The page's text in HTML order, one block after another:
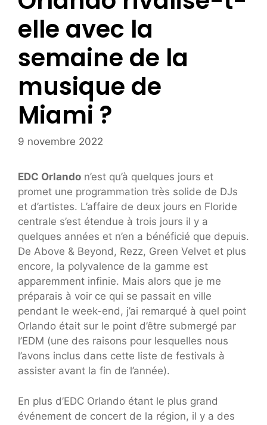
elle avec la
semaine de la
musique de
Miami ?
9 novembre 2022
EDC Orlando n’est qu’à quelques jours et
promet une programmation très solide de DJs
et d’artistes. L’affaire de deux jours en Floride
centrale s’est étendue à trois jours il y a
quelques années et n’en a bénéficié que depuis.
De Above & Beyond, Rezz, Green Velvet et plus
encore, la polyvalence de la gamme est
apparemment infinie. Mais alors que je me
préparais à voir ce qui se passait en ville
pendant le week-end, j’ai remarqué à quel point
Orlando était sur le point d’être submergé par
l’EDM (une des raisons pour lesquelles nous
l’avons inclus dans cette liste de festivals à
assister avant la fin de l’année).
En plus d’EDC Orlando étant le plus grand
événement de concert de la région, il y a des